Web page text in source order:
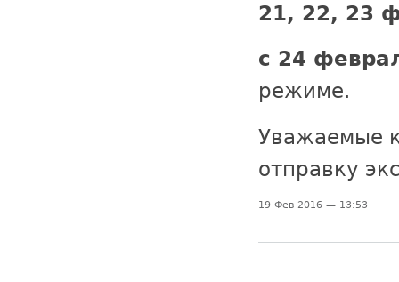
21, 22, 23
с 24
режиме.
Уважаемые
отправку
19 Фев 2016 — 13:53